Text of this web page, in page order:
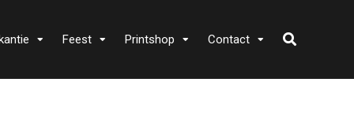
Feest Printshop Contact